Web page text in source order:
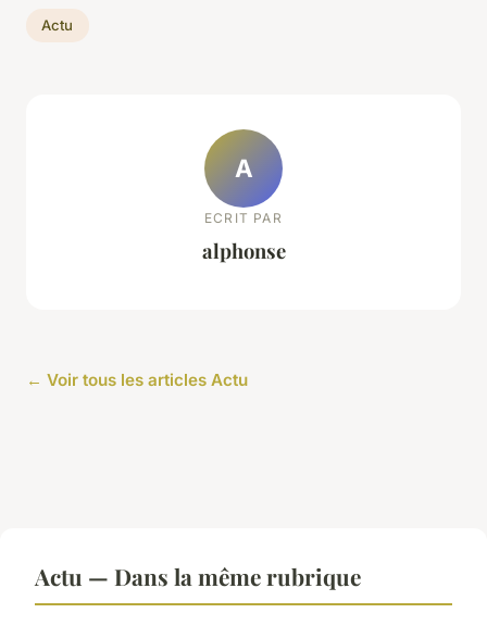
Actu
A
ECRIT PAR
alphonse
← Voir tous les articles Actu
Actu — Dans la même rubrique